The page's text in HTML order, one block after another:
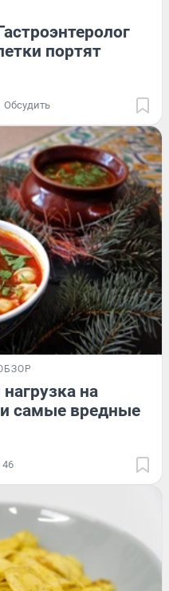
портят
Обсудить
на
самые вредные
46